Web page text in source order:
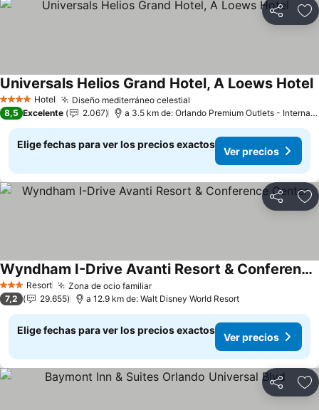
Compartir
4 EstrellasHotel Diseño mediterráneo celestial
Universals Helios Grand Hotel, A Loews Hotel
8,5 Excelente 2.067 a 3.5 km de: Orlando Premium Outlets - International Drive
Elige fechas para ver los precios exactos
Ver precios
Compartir
3 EstrellasResort Zona de ocio familiar
Wyndham I-Drive Avanti Resort & Conference Center
7,2 29.655 a 12.9 km de: Walt Disney World Resort
Elige fechas para ver los precios exactos
Ver precios
Compartir